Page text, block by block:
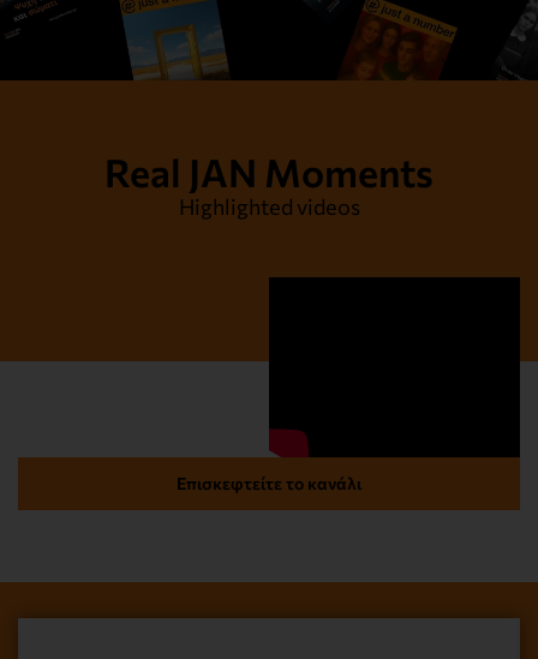
Real JAN Moments
Highlighted videos
Επισκεφτείτε το κανάλι